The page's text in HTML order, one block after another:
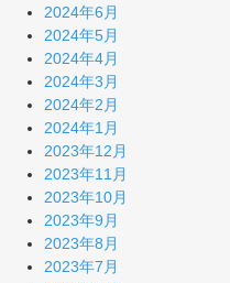
2024年6月
2024年5月
2024年4月
2024年3月
2024年2月
2024年1月
2023年12月
2023年11月
2023年10月
2023年9月
2023年8月
2023年7月